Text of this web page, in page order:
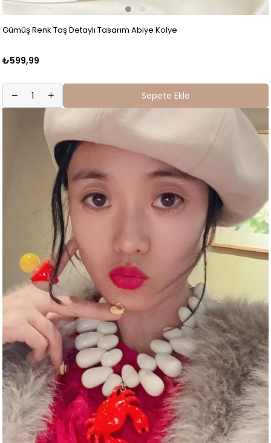
Gümüş Renk Taş Detaylı Tasarım Abiye Kolye
₺599,99
Sepete Ekle